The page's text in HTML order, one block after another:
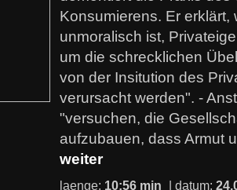
Konsumierens. Er erklärt,
unmoralisch ist,
um die schrecklichen
von der Insitution des
verursacht werden". -
"versuchen, die
aufzubauen, dass Armut
weiter
laenge: 10:56 min | datum: